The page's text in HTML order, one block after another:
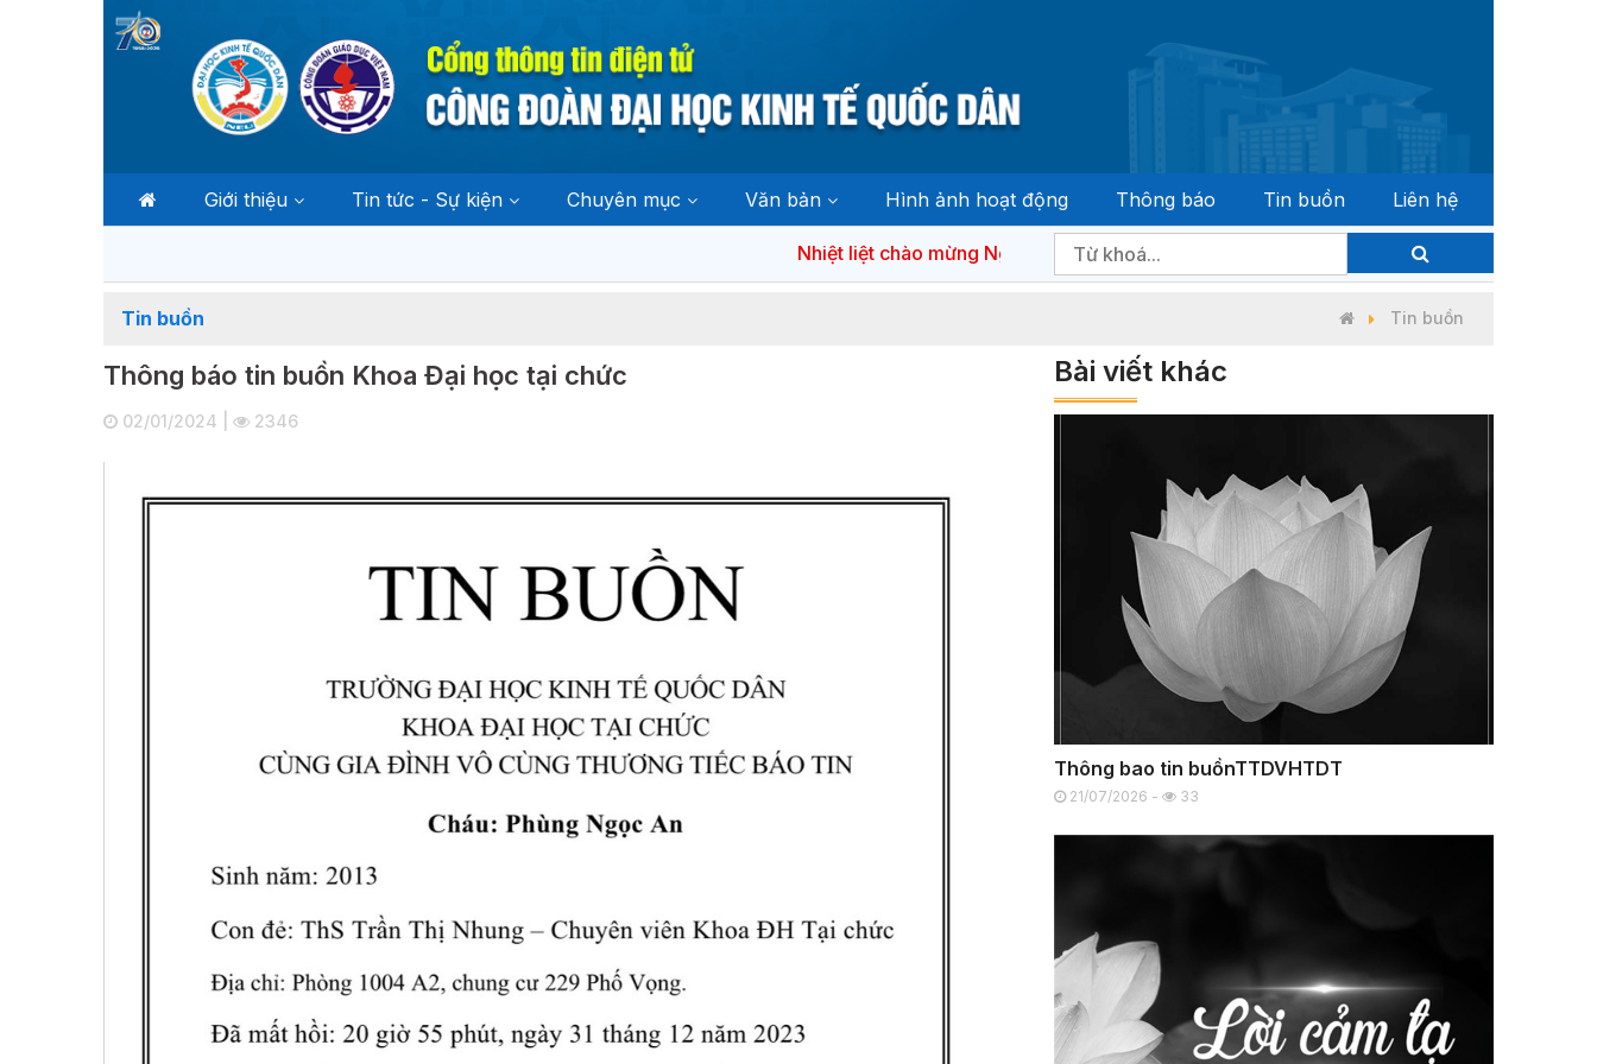
Giới thiệu Tin tức - Sự kiện Chuyên mục Văn bản Hình ảnh hoạt động Thông báo Tin buồn Liên hệ
Nhiệt liệt chào mừng Ngày bầu cử đại biểu Quốc hội khóa XVI và đại biểu Hội đồng nhân
Tin buồn Tin buồn
Thông báo tin buồn Khoa Đại học tại chức
02/01/2024 | 2346
Bài viết khác
Thông bao tin buồnTTDVHTDT
21/07/2026 - 33